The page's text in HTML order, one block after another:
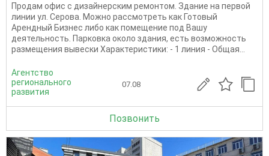
Продам офис с дизайнерским ремонтом. Здание на первой
линии ул. Серова. Можно рассмотреть как Готовый
Арендный Бизнес либо как помещение под Вашу
деятельность. Парковка около здания, есть возможность
размещения вывески Характеристики: - 1 линия - Общая...
Агентство
регионального
развития
07.08
Позвонить